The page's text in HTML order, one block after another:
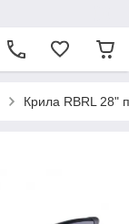
Крила RBRL 28"